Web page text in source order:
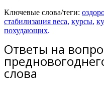
Ключевые слова/теги:
стабилизация веса, курсы,
похудающих.
Ответы на
слова